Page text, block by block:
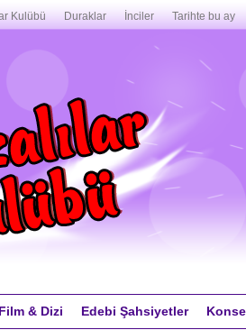
Kulübü Duraklar İnciler Tarihte bu ay
Film & Dizi Edebi Şahsiyetler